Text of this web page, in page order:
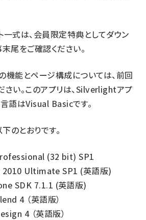
一式は、会員限定特典としてダウン
尾をご確認ください。
機能とページ構成については、前回
さい。このアプリは、Silverlightアプ
言語はVisual Basicです。
のとおりです。
(32 bit) SP1
Ultimate SP1 (英語版)
SDK 7.1.1 (英語版)
4 （英語版）
4 （英語版）